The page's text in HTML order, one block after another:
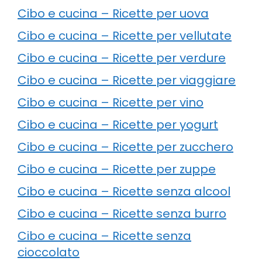
Cibo e cucina – Ricette per uova
Cibo e cucina – Ricette per vellutate
Cibo e cucina – Ricette per verdure
Cibo e cucina – Ricette per viaggiare
Cibo e cucina – Ricette per vino
Cibo e cucina – Ricette per yogurt
Cibo e cucina – Ricette per zucchero
Cibo e cucina – Ricette per zuppe
Cibo e cucina – Ricette senza alcool
Cibo e cucina – Ricette senza burro
Cibo e cucina – Ricette senza
cioccolato